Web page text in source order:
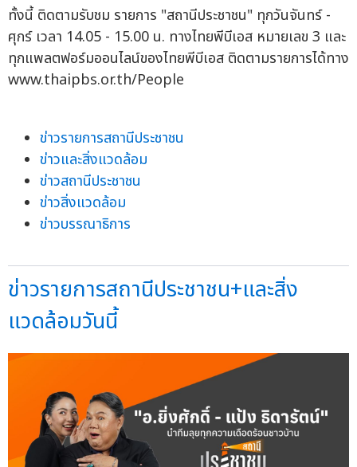
ทั้งนี้ ติดตามรับชม รายการ "สถานีประชาชน" ทุกวันจันทร์ -
ศุกร์ เวลา 14.05 - 15.00 น. ทางไทยพีบีเอส หมายเลข 3 และ
ทุกแพลตฟอร์มออนไลน์ของไทยพีบีเอส ติดตามรายการได้ทาง
www.thaipbs.or.th/People
ข่าวรายการสถานีประชาชน
ข่าวและสิ่งแวดล้อม
ข่าวสถานีประชาชน
ข่าวสิ่งแวดล้อม
ข่าวบรรณาธิการ
ข่าวรายการสถานีประชาชน+และสิ่ง
แวดล้อมวันนี้